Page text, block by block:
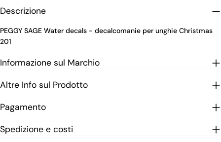
Descrizione
PEGGY SAGE Water decals - decalcomanie per unghie Christmas
201
Informazione sul Marchio
Altre Info sul Prodotto
Pagamento
Spedizione e costi